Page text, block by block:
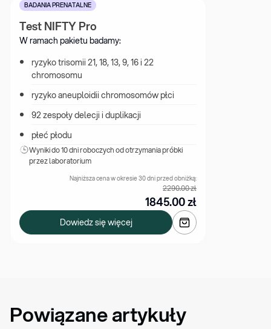
BADANIA PRENATALNE
Test NIFTY Pro
W ramach pakietu badamy:
ryzyko trisomii 21, 18, 13, 9, 16 i 22
chromosomu
ryzyko aneuploidii chromosomów płci
92 zespoły delecji i duplikacji
płeć płodu
Wyniki do 10 dni roboczych od otrzymania próbki
przez laboratorium
Najniższa cena w okresie 30 dni przed obniżką:
2290.00zł
1845.00zł
Dowiedz się więcej
Powiązane artykuły